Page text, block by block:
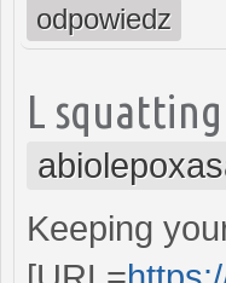
odpowiedz
L
Keeping